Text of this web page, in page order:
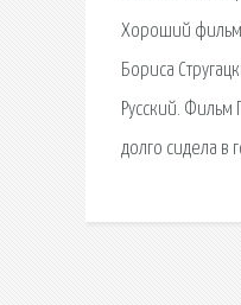
Хороший фильм
Бориса
Русский. Фильм
долго сидела в